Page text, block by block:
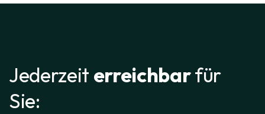
Jederzeit erreichbarfür
Sie: